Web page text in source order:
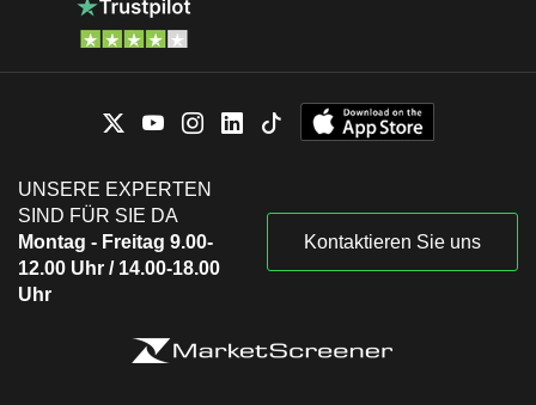
UNSERE EXPERTEN
SIND FÜR SIE DA
Montag - Freitag 9.00-
12.00 Uhr / 14.00-18.00
Uhr
Kontaktieren Sie uns